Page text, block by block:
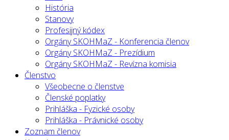
História
Stanovy
Profesijný kódex
Orgány SKOHMaZ - Konferencia členov
Orgány SKOHMaZ - Prezídium
Orgány SKOHMaZ - Revízna komisia
Členstvo
Všeobecne o členstve
Členské poplatky
Prihláška - Fyzické osoby
Prihláška - Právnické osoby
Zoznam členov